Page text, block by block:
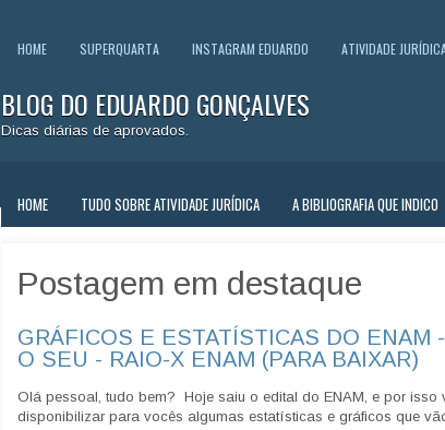
HOME SUPERQUARTA INSTAGRAM EDUARDO ATIVIDADE
BLOG DO EDUARDO GONÇALVES
Dicas diárias de aprovados.
HOME TUDO SOBRE ATIVIDADE JURÍDICA A BIBLIOGRAFIA QUE INDICO
Postagem em destaque
GRÁFICOS E ESTATÍSTICAS DO ENAM
O SEU - RAIO-X ENAM (PARA BAIXAR)
Olá pessoal, tudo bem? Hoje saiu o edital do ENAM, e por isso
disponibilizar para vocês algumas estatísticas e gráficos que